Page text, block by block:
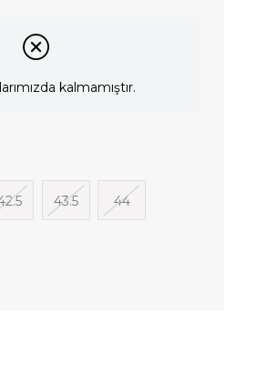
kalmamıştır.
43.5 44